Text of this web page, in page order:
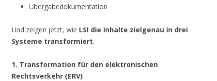
Übergabedokumentation
Und zeigen jetzt, wie LSI die Inhalte zielgenau in drei
Systeme transformiert.
1. Transformation für den elektronischen
Rechtsverkehr (ERV)